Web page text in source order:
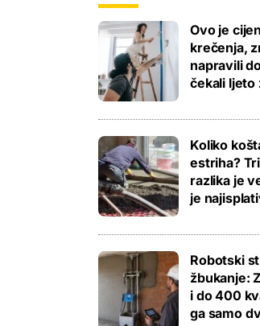
Ovo je
krečenja,
napravili
čekali ljeto
Koliko
estriha?
razlika je
je
Robotski
žbukanje:
i do 400
ga samo